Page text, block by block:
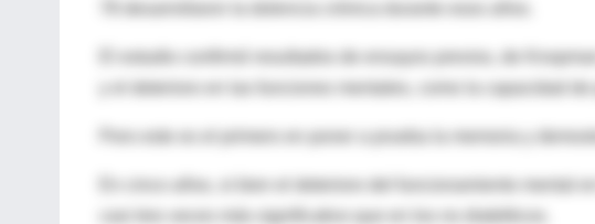
El estudio confirmó resultados de ensayos previos, de
y el deterioro en las funciones mentales, como la capacidad
Pero este es el primero en poner a prueba la memoria y
casi tres veces más significativo que en los no diabéticos.